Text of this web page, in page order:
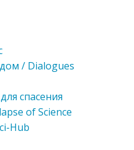
/ Dialogues
спасения
of Science
Hub